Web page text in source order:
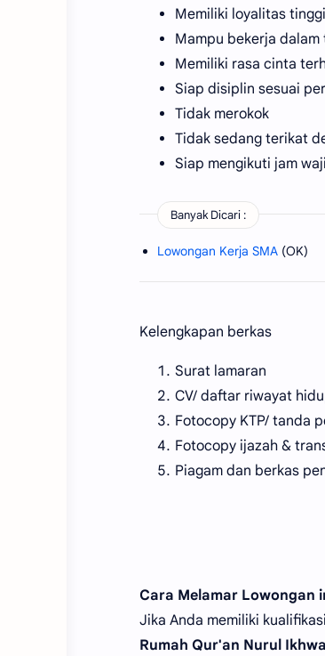
Memiliki loyalitas tinggi
Mampu bekerja dalam
Memiliki rasa cinta
Siap disiplin sesuai
Tidak merokok
Tidak sedang terikat
Siap mengikuti jam
Banyak Dicari :
Lowongan Kerja SMA (OK)
Kelengkapan berkas
Surat lamaran
CV/ daftar riwayat
Fotocopy KTP/ tanda
Fotocopy ijazah &
Piagam dan berkas
Cara Melamar Lowongan
Jika Anda memiliki
Rumah Qur'an Nurul